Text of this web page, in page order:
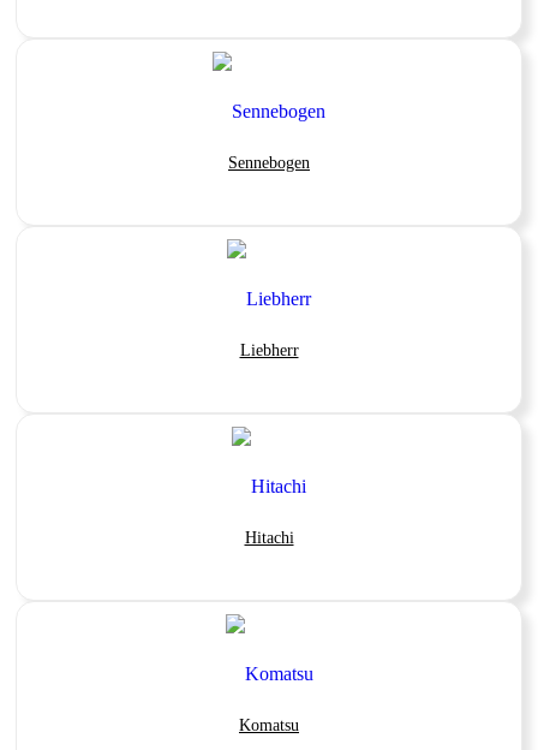
Sennebogen
Liebherr
Hitachi
Komatsu